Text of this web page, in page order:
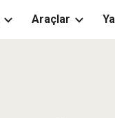
Araçlar